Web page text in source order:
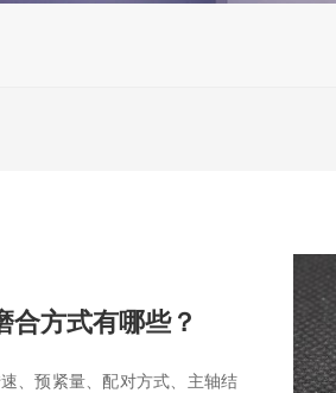
方式有哪些？
、预紧量、配对方式、主轴结